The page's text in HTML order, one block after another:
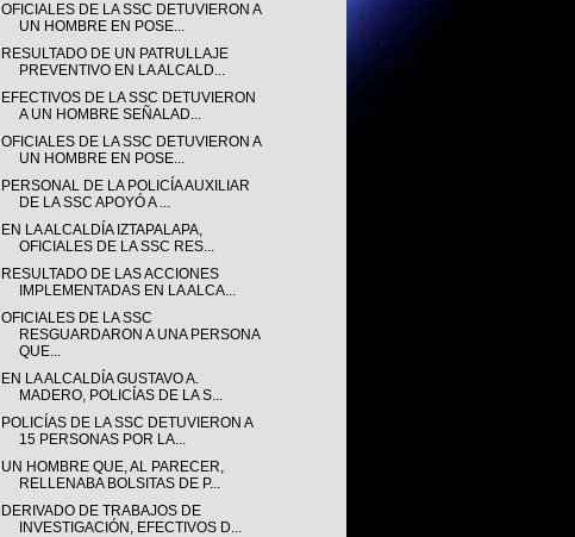
OFICIALES DE LA SSC DETUVIERON A
UN HOMBRE EN POSE...
RESULTADO DE UN PATRULLAJE
PREVENTIVO EN LA ALCALD...
EFECTIVOS DE LA SSC DETUVIERON
A UN HOMBRE SEÑALAD...
OFICIALES DE LA SSC DETUVIERON A
UN HOMBRE EN POSE...
PERSONAL DE LA POLICÍA AUXILIAR
DE LA SSC APOYÓ A ...
EN LA ALCALDÍA IZTAPALAPA,
OFICIALES DE LA SSC RES...
RESULTADO DE LAS ACCIONES
IMPLEMENTADAS EN LA ALCA...
OFICIALES DE LA SSC
RESGUARDARON A UNA PERSONA
QUE...
EN LA ALCALDÍA GUSTAVO A.
MADERO, POLICÍAS DE LA S...
POLICÍAS DE LA SSC DETUVIERON A
15 PERSONAS POR LA...
UN HOMBRE QUE, AL PARECER,
RELLENABA BOLSITAS DE P...
DERIVADO DE TRABAJOS DE
INVESTIGACIÓN, EFECTIVOS D...